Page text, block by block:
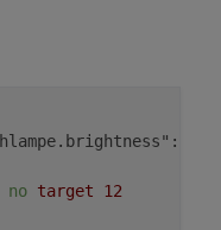
habe
no target
12